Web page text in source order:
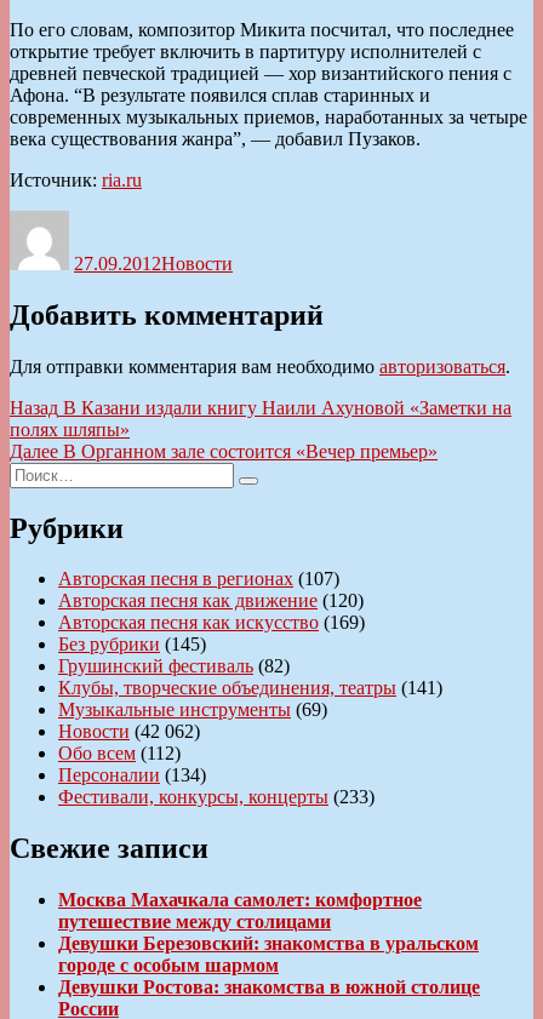
По его словам, композитор Микита посчитал, что последнее
открытие требует включить в партитуру исполнителей с
древней певческой традицией — хор византийского пения с
Афона. “В результате появился сплав старинных и
современных музыкальных приемов, наработанных за четыре
века существования жанра”, — добавил Пузаков.
Источник: ria.ru
27.09.2012Новости
Добавить комментарий
Для отправки комментария вам необходимо авторизоваться.
Навигация
по
записям
Назад Предыдущая
запись:
В Казани издали книгу Наили Ахуновой «Заметки на
полях шляпы»
Далее Следующая
В Органном зале состоится «Вечер премьер»
Искать:
Поиск
Рубрики
Авторская песня в регионах (107)
Авторская песня как движение (120)
Авторская песня как искусство (169)
Без рубрики (145)
Грушинский фестиваль (82)
Клубы, творческие объединения, театры (141)
Музыкальные инструменты (69)
Новости (42 062)
Обо всем (112)
Персоналии (134)
Фестивали, конкурсы, концерты (233)
Свежие записи
Москва Махачкала самолет: комфортное
путешествие между столицами
Девушки Березовский: знакомства в уральском
городе с особым шармом
Девушки Ростова: знакомства в южной столице
России